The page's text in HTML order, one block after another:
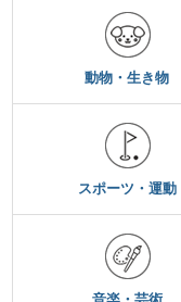
動物・生き物
スポーツ・運動